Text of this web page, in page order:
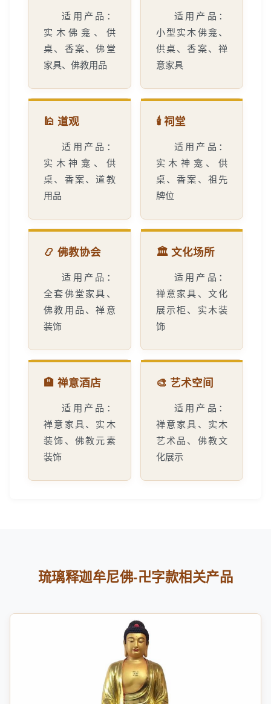
适用产品：
实木佛龛、供
桌、香案、佛堂
家具、佛教用品
适用产品：
小型实木佛龛、
供桌、香案、禅
意家具
🕌 道观
适用产品：
实木神龛、供
桌、香案、道教
用品
🕯️ 祠堂
适用产品：
实木神龛、供
桌、香案、祖先
牌位
📿 佛教协会
适用产品：
全套佛堂家具、
佛教用品、禅意
装饰
🏛️ 文化场所
适用产品：
禅意家具、文化
展示柜、实木装
饰
🏨 禅意酒店
适用产品：
禅意家具、实木
装饰、佛教元素
装饰
🎨 艺术空间
适用产品：
禅意家具、实木
艺术品、佛教文
化展示
琉璃释迦牟尼佛-卍字款相关产品